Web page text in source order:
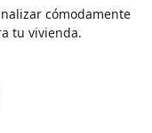
cómodamente
tu vivienda.